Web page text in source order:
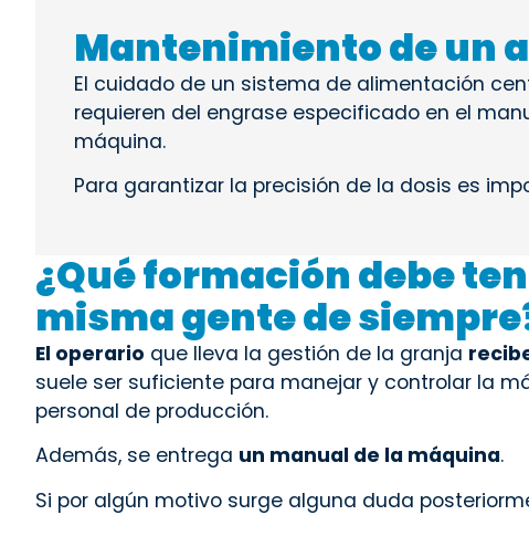
Mantenimiento de un
El cuidado de un sistema de alimentación
requieren del engrase especificado en el
máquina.
Para garantizar la precisión de la dosis es
¿Qué formación debe
misma gente de
El operario que lleva la gestión de la granja
suele ser suficiente para manejar y controlar la
personal de producción.
Además, se entrega un manual de la máquina.
Si por algún motivo surge alguna duda